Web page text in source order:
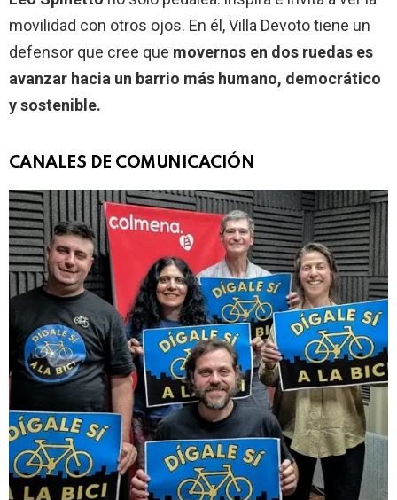
movilidad con otros ojos. En él, Villa Devoto tiene un
defensor que cree que movernos en dos ruedas es
avanzar hacia un barrio más humano, democrático
y sostenible.
CANALES DE COMUNICACIÓN